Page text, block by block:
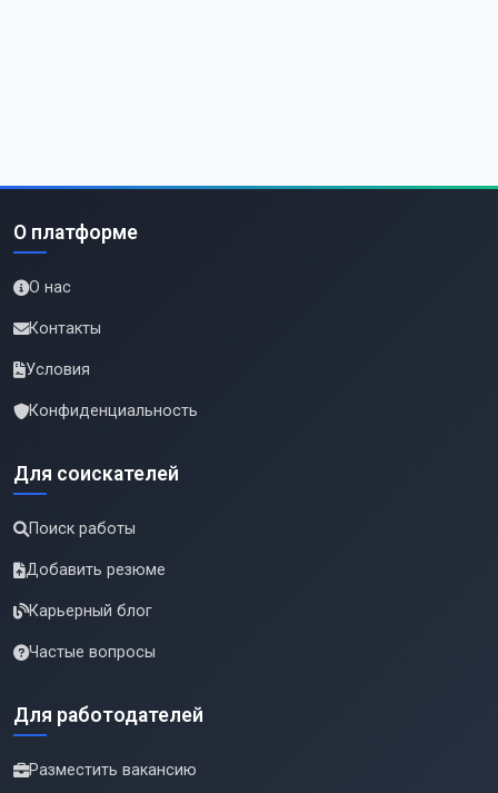
О платформе
О нас
Контакты
Условия
Конфиденциальность
Для соискателей
Поиск работы
Добавить резюме
Карьерный блог
Частые вопросы
Для работодателей
Разместить вакансию